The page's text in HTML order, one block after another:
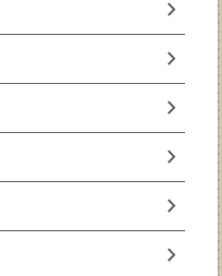
chevron_right
chevron_right
chevron_right
chevron_right
chevron_right
chevron_right